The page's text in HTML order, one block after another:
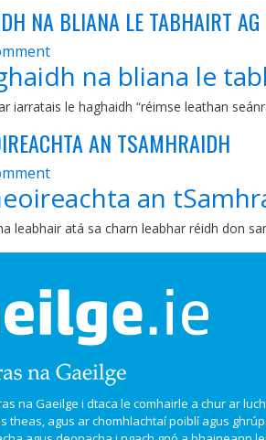
NA BLIANA LE TABHAIRT
na bliana le
iarratais le haghaidh “réimse leathan
AN TSAMHRAIDH
an
leabhair atá sa charn leabhar réidh don
na Gaeilge i dtaca le comhairle a chur ar
theas, agus ar chomhlachtaí poiblí agus